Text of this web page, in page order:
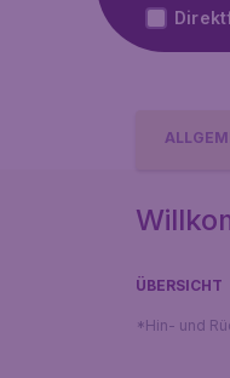
ÜBERSICHT
*Hin- und